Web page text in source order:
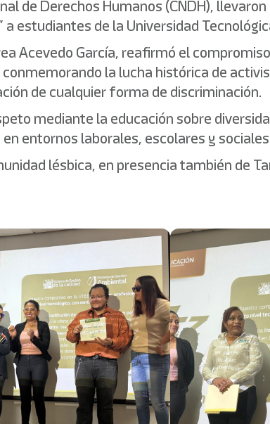
de Derechos Humanos (CNDH),
estudiantes de la Universidad
Acevedo García, reafirmó el
la lucha histórica de
de cualquier forma de discriminación.
mediante la educación sobre
entornos laborales, escolares y
lésbica, en presencia también de